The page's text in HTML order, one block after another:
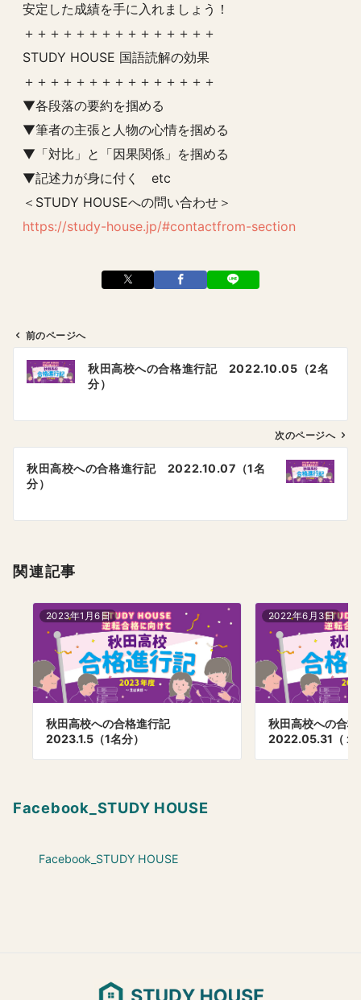
安定した成績を手に入れましょう！
＋＋＋＋＋＋＋＋＋＋＋＋＋＋＋
STUDY HOUSE 国語読解の効果
＋＋＋＋＋＋＋＋＋＋＋＋＋＋＋
▼各段落の要約を掴める
▼筆者の主張と人物の心情を掴める
▼「対比」と「因果関係」を掴める
▼記述力が身に付く etc
＜STUDY HOUSEへの問い合わせ＞
https://study-house.jp/#contactfrom-section
ビ
ン
前のページへ
秋田高校への合格進行記 2022.10.05（2名
分）
次のページへ
秋田高校への合格進行記 2022.10.07（1名
分）
関連記事
2023年1月6日
秋田高校への合格進行記
2023.1.5（1名分）
2022年6月3日
秋田高校への合
2022.05.31（１
Facebook_STUDY HOUSE
Facebook_STUDY HOUSE